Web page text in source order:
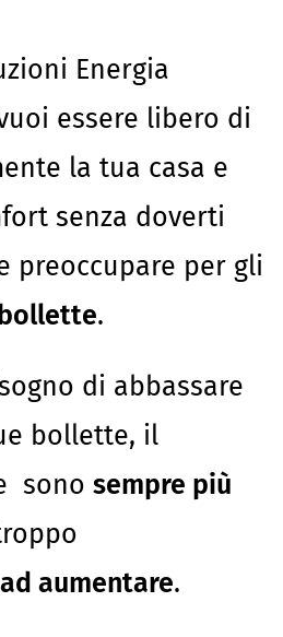
Energia
essere libero di
la tua casa e
senza doverti
preoccupare per gli
.
di abbassare
bollette, il
sono sempre più
aumentare.